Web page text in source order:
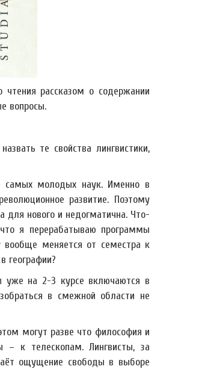
рассказом о содержании
вопросы.
те свойства лингвистики,
самых молодых наук. Именно в
развитие. Поэтому
для нового и недогматична. Что-
я перерабатываю программы
меняется от семестра к
географии?
уже на 2-3 курсе включаются в
в смежной области не
могут разве что философия и
– к телескопам. Лингвисты, за
ощущение свободы в выборе